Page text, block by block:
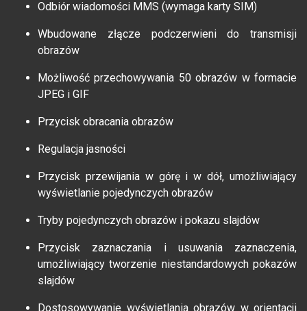
Odbiór wiadomości MMS (wymaga karty SIM)
Wbudowane złącze podczerwieni do transmisji
obrazów
Możliwość przechowywania 50 obrazów w formacie
JPEG i GIF
Przycisk obracania obrazów
Regulacja jasności
Przycisk przewijania w górę i w dół, umożliwiający
wyświetlanie pojedynczych obrazów
Tryby pojedynczych obrazów i pokazu slajdów
Przycisk zaznaczania i usuwania zaznaczenia,
umożliwiający tworzenie niestandardowych pokazów
slajdów
Dostosowywanie wyświetlania obrazów w orientacji